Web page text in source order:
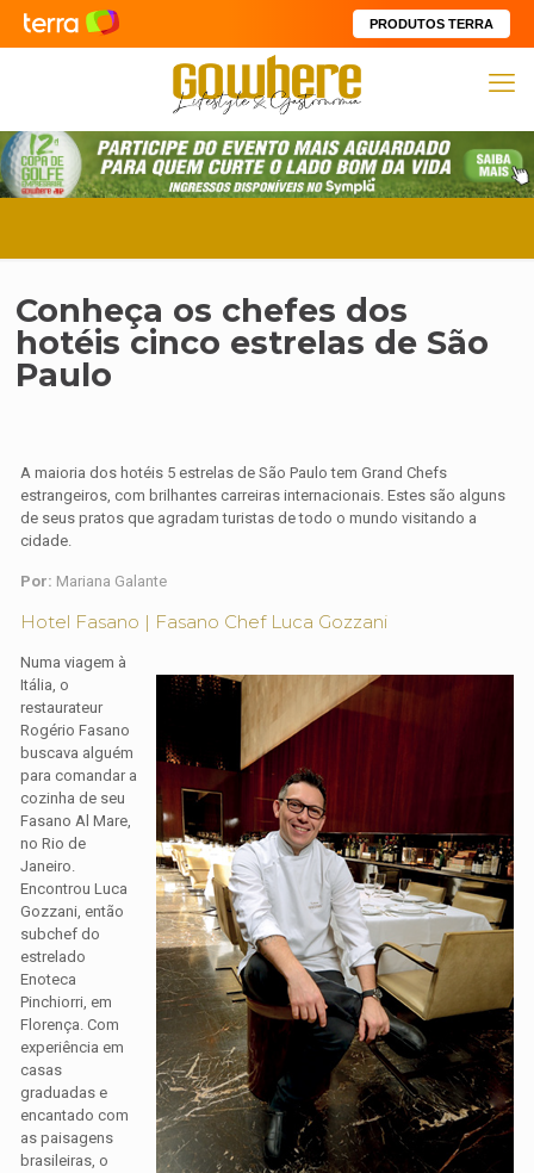
PRODUTOS TERRA
Conheça os chefes dos
hotéis cinco estrelas de São
Paulo
A maioria dos hotéis 5 estrelas de São Paulo tem Grand Chefs
estrangeiros, com brilhantes carreiras internacionais. Estes são alguns
de seus pratos que agradam turistas de todo o mundo visitando a
cidade.
Por: Mariana Galante
Hotel Fasano | Fasano Chef Luca Gozzani
Numa viagem à
Itália, o
restaurateur
Rogério Fasano
buscava alguém
para comandar a
cozinha de seu
Fasano Al Mare,
no Rio de
Janeiro.
Encontrou Luca
Gozzani, então
subchef do
estrelado
Enoteca
Pinchiorri, em
Florença. Com
experiência em
casas
graduadas e
encantado com
as paisagens
brasileiras, o